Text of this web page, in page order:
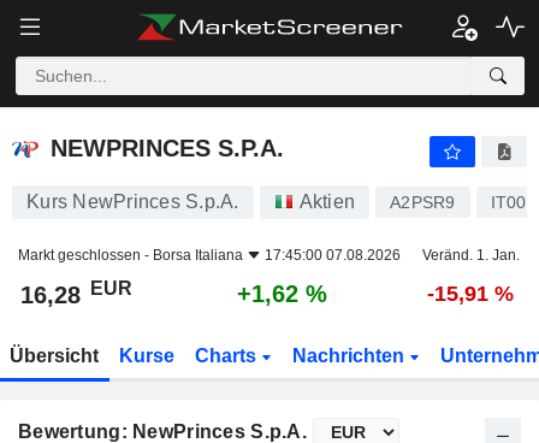
NEWPRINCES S.P.A.
NEWPRINCES S.P.A.
Kurs NewPrinces S.p.A. Aktien A2PSR9
Markt geschlossen - Borsa Italiana 17:45:00 07.08.2026 Veränd. 1. Jan.
16,28 EUR +1,62 % -15,91 %
Übersicht Kurse Charts Nachrichten
Bewertung: NewPrinces S.p.A.